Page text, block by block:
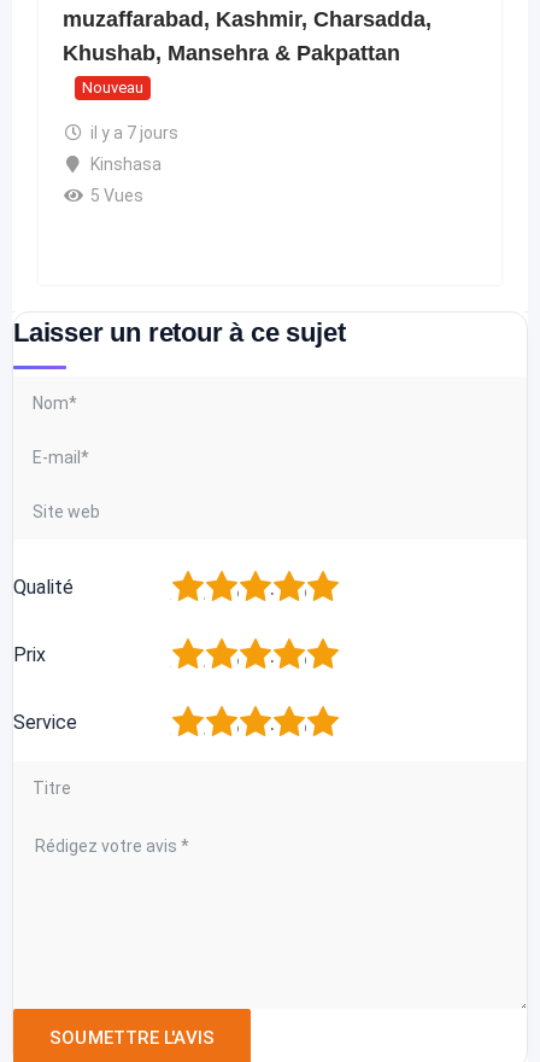
muzaffarabad, Kashmir, Charsadda,
Khushab, Mansehra & Pakpattan
Nouveau
il y a 7 jours
Kinshasa
5 Vues
Laisser un retour à ce sujet
Qualité 5
4
3
2
Prix 5
4
3
2
Service 5
4
3
2